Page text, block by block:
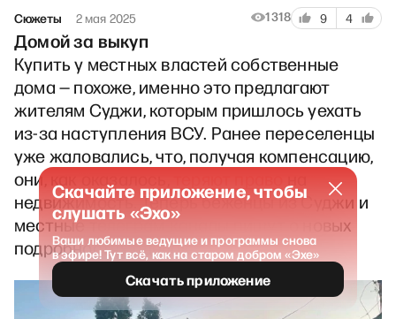
Сюжеты 2 мая 2025 1318 9 4
Домой за выкуп
Купить у местных властей собственные
дома — похоже, именно это предлагают
жителям Суджи, которым пришлось уехать
из-за наступления ВСУ. Ранее переселенцы
уже жаловались, что, получая компенсацию,
они, как оказалось,
недвижимость. Теперь беженцы из Суджи и
местные телеграм-каналы пишут о новых
подробностях сделок.
Скачайте приложение, чтобы
слушать «Эхо»
Ваши любимые ведущие и программы снова
в эфире! Тут всё, как на старом добром «Эхе»
Скачать приложение